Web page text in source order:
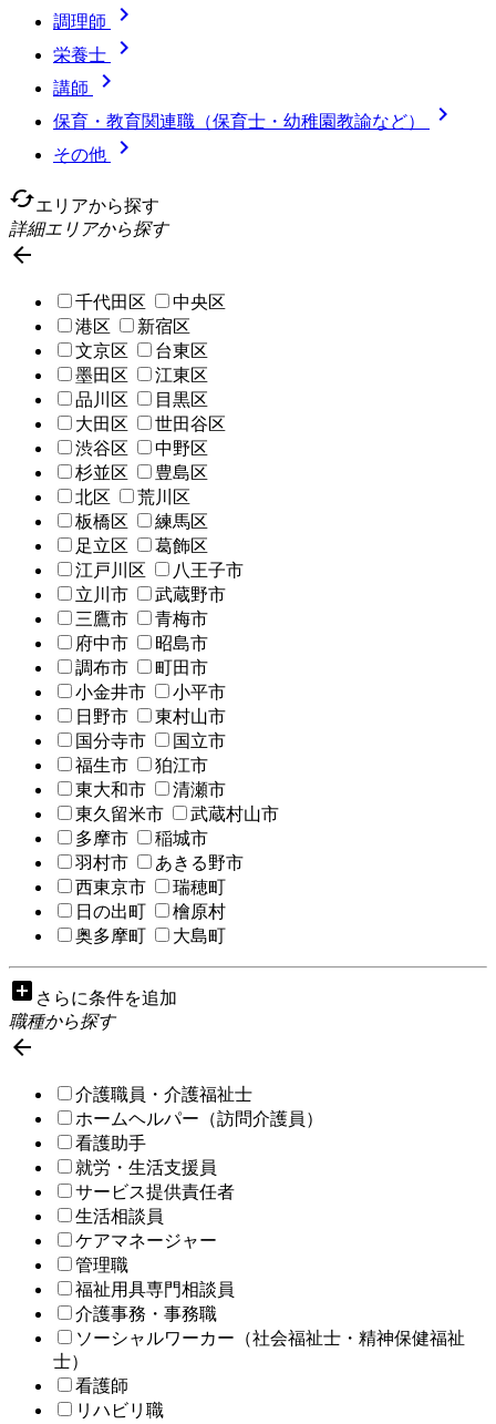
調理師 
栄養士 
講師 
保育・教育関連職（保育士・幼稚園教諭など） 
その他

cachedエリアから探す
詳細エリアから探す

千代田区
中央区
港区
新宿区
文京区
台東区
墨田区
江東区
品川区
目黒区
大田区
世田谷区
渋谷区
中野区
杉並区
豊島区
北区
荒川区
板橋区
練馬区
足立区
葛飾区
江戸川区
八王子市
立川市
武蔵野市
三鷹市
青梅市
府中市
昭島市
調布市
町田市
小金井市
小平市
日野市
東村山市
国分寺市
国立市
福生市
狛江市
東大和市
清瀬市
東久留米市
武蔵村山市
多摩市
稲城市
羽村市
あきる野市
西東京市
瑞穂町
日の出町
檜原村
奥多摩町
大島町
add_box さらに条件を追加
職種から探す

介護職員・介護福祉士
ホームヘルパー（訪問介護員）
看護助手
就労・生活支援員
サービス提供責任者
生活相談員
ケアマネージャー
管理職
福祉用具専門相談員
介護事務・事務職
ソーシャルワーカー（社会福祉士・精神保健福祉
士）
看護師
リハビリ職